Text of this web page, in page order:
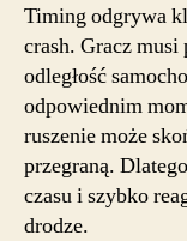
Timing odgrywa
crash. Gracz
odległość
odpowiednim
ruszenie może
przegraną.
czasu i szybko
drodze.